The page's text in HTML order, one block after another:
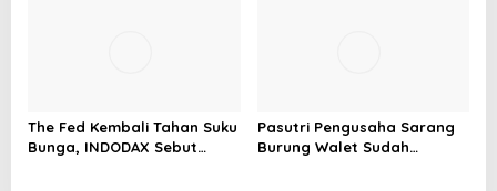
The Fed Kembali Tahan Suku
Bunga, INDODAX Sebut
Pasutri Pengusaha Sarang
Burung Walet Sudah